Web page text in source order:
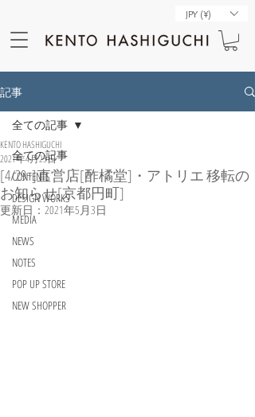
JPY (¥)
記事
全ての記事
CONTENTS
DESIGN WORKS
MEDIA
NEWS
NOTES
POP UP STORE
NEW SHOPPER
全ての記事
[4/29~]直営店[酢橘堂]・アトリエ 移転の
お知らせ[京都円町]
KENTO HASHIGUCHI
2021年4月23日
更新日： 2021年5月3日